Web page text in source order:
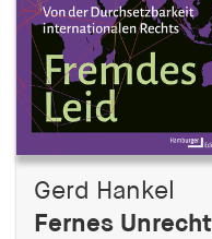
Gerd Hankel
Fernes
Name:
fonts_loaded
Anbieter:
hamburger-
Cookie Laufzeit:
7 Tage